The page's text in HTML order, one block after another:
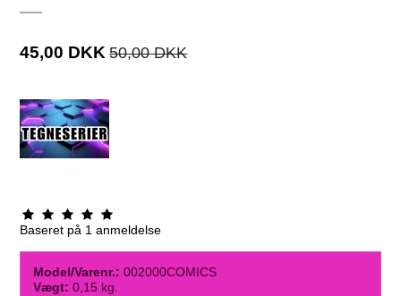
45,00 DKK 50,00 DKK
Baseret på 1 anmeldelse
Model/Varenr.: 002000COMICS
Vægt: 0,15 kg.